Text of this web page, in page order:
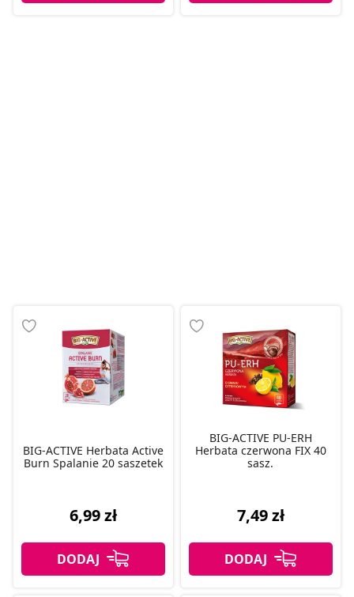
BIG-ACTIVE Herbata Active
Burn Spalanie 20 saszetek
6,99 zł
BIG-ACTIVE PU-ERH
Herbata czerwona FIX 40
sasz.
7,49 zł